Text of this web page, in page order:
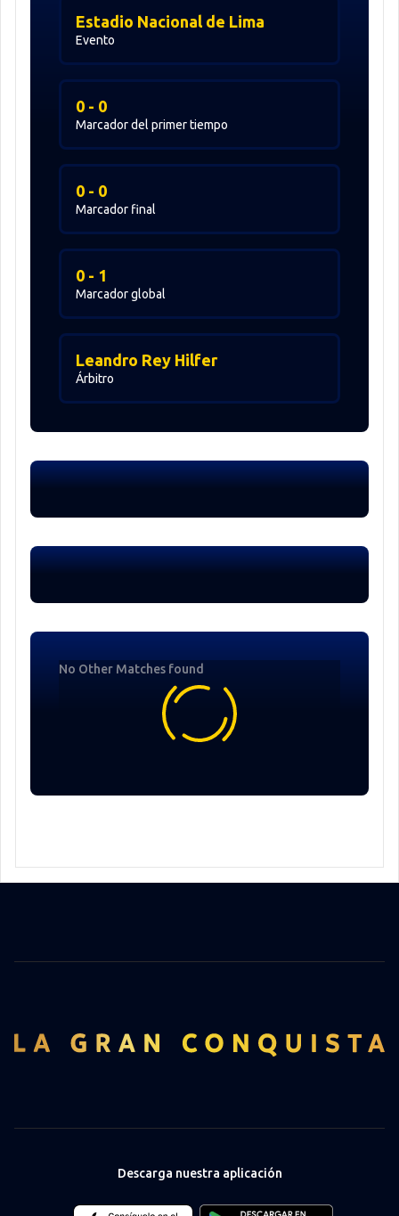
Evento
Estadio Nacional de Lima
Marcador del primer tiempo
0 - 0
Marcador final
0 - 0
Marcador global
0 - 1
Árbitro
Leandro Rey Hilfer
No Other Matches found
Descarga nuestra aplicación